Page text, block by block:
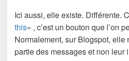
Ici aussi, elle existe. Différente.
this« , c’est un bouton que l’on
Normalement, sur Blogspot, elle
partie des messages et non leur